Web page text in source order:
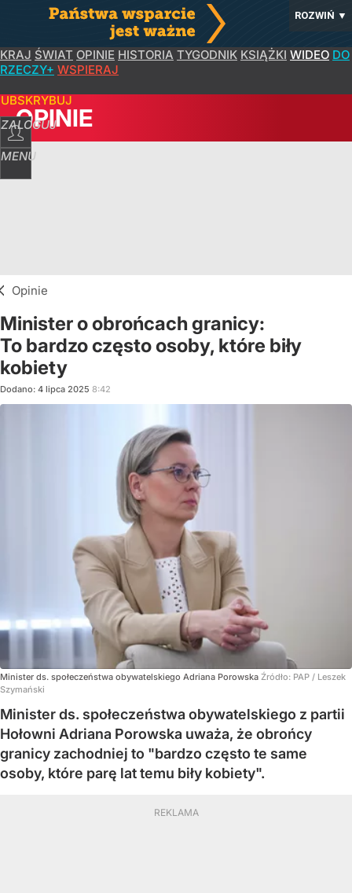
ROZWIŃ ▼
KRAJ ŚWIAT OPINIE HISTORIA TYGODNIK KSIĄŻKI WIDEO DO
RZECZY+ WSPIERAJ
ZALOGUJ
MENU
OPINIE
Opinie
Minister o obrońcach granicy:
To bardzo często osoby, które biły
kobiety
Dodano: 4 lipca 2025 8:42
Minister ds. społeczeństwa obywatelskiego Adriana Porowska Źródło: PAP / Leszek
Szymański
Minister ds. społeczeństwa obywatelskiego z partii
Hołowni Adriana Porowska uważa, że obrońcy
granicy zachodniej to "bardzo często te same
osoby, które parę lat temu biły kobiety".